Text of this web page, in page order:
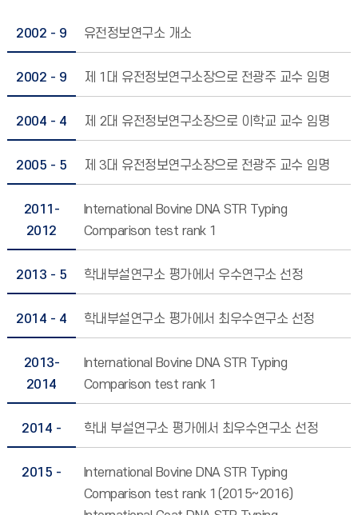
2002 - 9 유전정보연구소 개소
2002 - 9 제 1대 유전정보연구소장으로 전광주 교수 임명
2004 - 4 제 2대 유전정보연구소장으로 이학교 교수 임명
2005 - 5 제 3대 유전정보연구소장으로 전광주 교수 임명
2011-
2012
International Bovine DNA STR Typing
Comparison test rank 1
2013 - 5 학내부설연구소 평가에서 우수연구소 선정
2014 - 4 학내부설연구소 평가에서 최우수연구소 선정
2013-
2014
International Bovine DNA STR Typing
Comparison test rank 1
2014 - 학내 부설연구소 평가에서 최우수연구소 선정
2015 -
International Bovine DNA STR Typing
Comparison test rank 1(2015~2016)